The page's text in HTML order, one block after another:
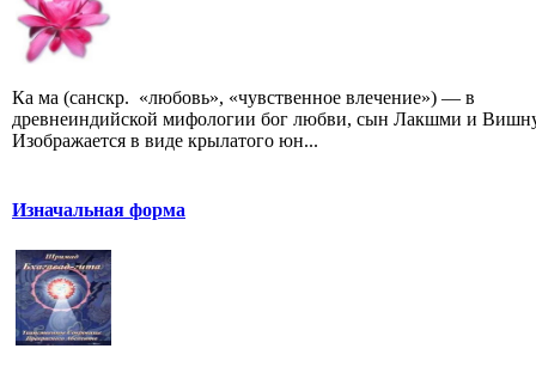
Ка ма (санскр. «любовь», «чувственное влечение») — в
древнеиндийской мифологии бог любви, сын Лакшми и
Изображается в виде крылатого юн...
Изначальная форма